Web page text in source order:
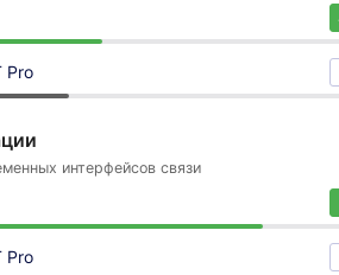
Pro
интерфейсов связи
Pro